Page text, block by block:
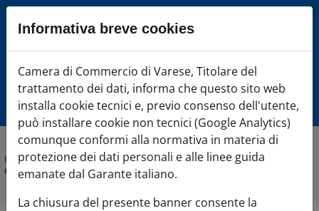
Sezione salto blocchi
Vai alla sezione dedicata alle informazioni correlate
Vai al footer
Camera di Commercio Varese
Home»Chi siamo»Contributi e agevolazioni»Transizione
digitale delle imprese lombarde
Informativa breve cookies
Camera di Commercio di Varese, Titolare del
trattamento dei dati, informa che questo sito web
installa cookie tecnici e, previo consenso dell'utente,
può installare cookie non tecnici (Google Analytics)
comunque conformi alla normativa in materia di
protezione dei dati personali e alle linee guida
emanate dal Garante italiano.
La chiusura del presente banner consente la